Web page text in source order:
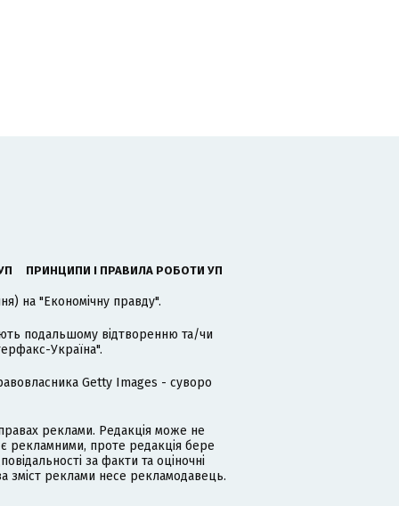
ПРИНЦИПИ І ПРАВИЛА РОБОТИ УП
на "Економічну правду".
подальшому відтворенню та/чи
Україна".
Getty Images - суворо
реклами. Редакція може не
рекламними, проте редакція бере
за факти та оціночні
зміст реклами несе рекламодавець.